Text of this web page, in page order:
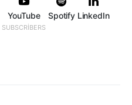
YouTube
SUBSCRIBERS
Spotify LinkedIn